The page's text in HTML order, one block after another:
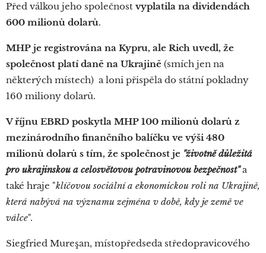
Před válkou jeho společnost vyplatila na dividendách
600 milionů dolarů.
MHP je registrována na Kypru, ale Rich uvedl, že
společnost platí daně na Ukrajině (smích jen na
některých místech) a loni přispěla do státní pokladny
160 miliony dolarů.
V říjnu EBRD poskytla MHP 100 milionů dolarů z
mezinárodního finančního balíčku ve výši 480
milionů dolarů s tím, že společnost je "životně důležitá
pro ukrajinskou a celosvětovou potravinovou bezpečnost"a
také hraje "klíčovou sociální a ekonomickou roli na Ukrajině,
která nabývá na významu zejména v době, kdy je země ve
válce".
Siegfried Mureşan, místopředseda středopravicového